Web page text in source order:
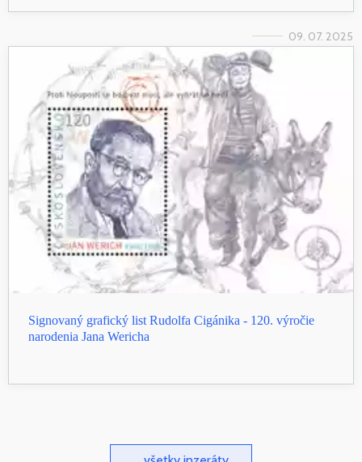
09. 07. 2025
Signovaný grafický list Rudolfa Cigánika - 120. výročie
narodenia Jana Wericha